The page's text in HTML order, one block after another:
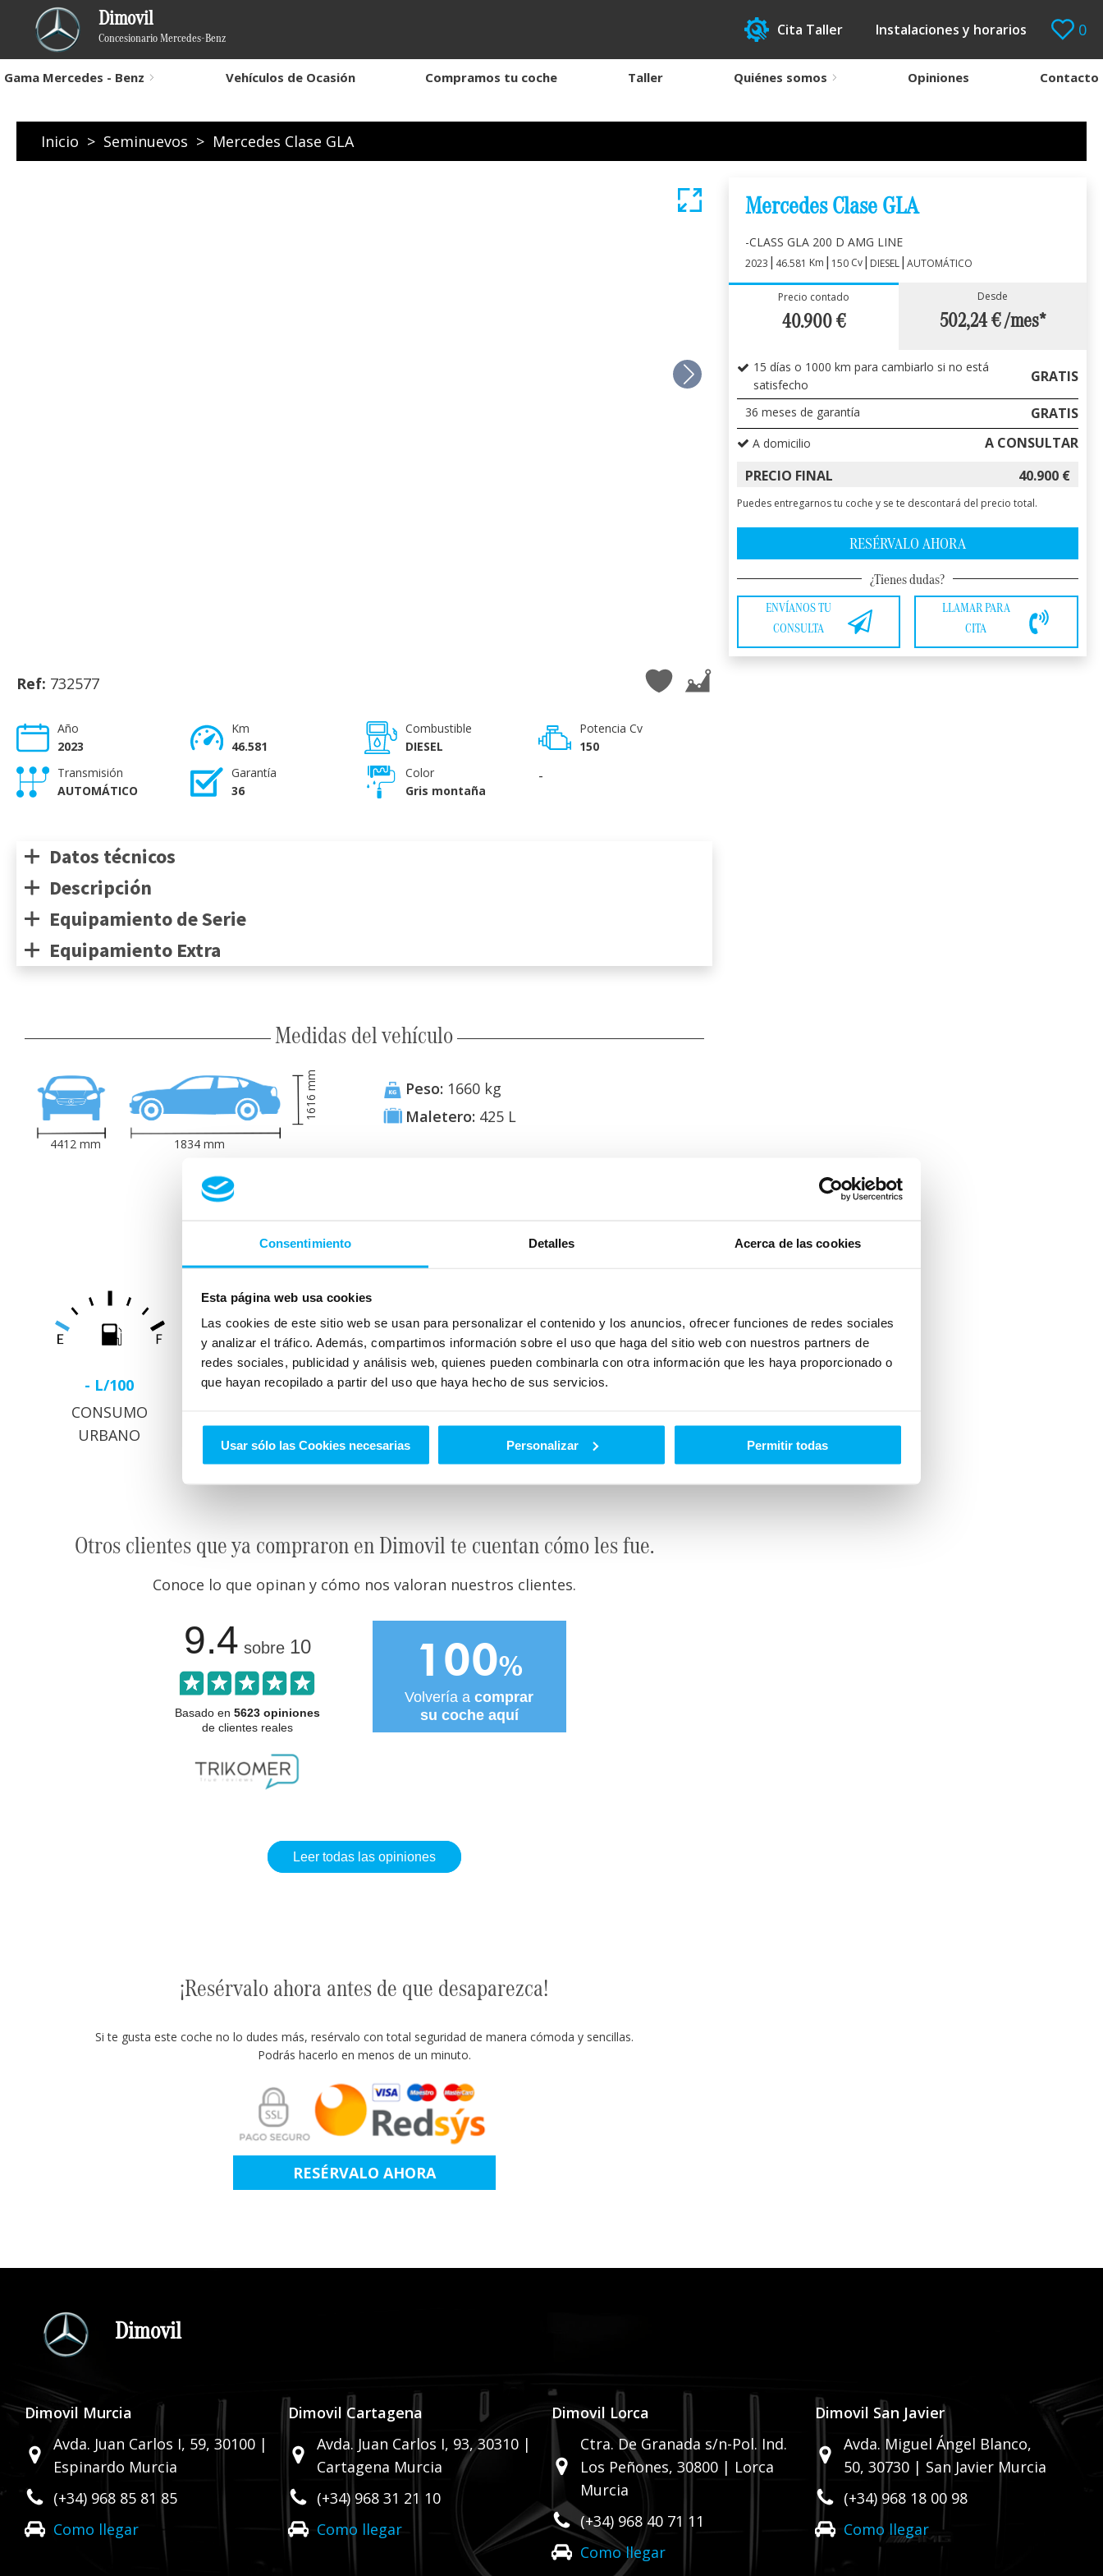
Consentimiento Detalles Acerca de las cookies
Esta página web usa cookies
Las cookies de este sitio web se usan para personalizar el contenido y los anuncios, ofrecer funciones de redes sociales
y analizar el tráfico. Además, compartimos información sobre el uso que haga del sitio web con nuestros partners de
redes sociales, publicidad y análisis web, quienes pueden combinarla con otra información que les haya proporcionado o
que hayan recopilado a partir del uso que haya hecho de sus servicios.
Usar sólo las Cookies necesarias Personalizar Permitir todas
Dimovil
Concesionario Mercedes-Benz Cita Taller Instalaciones y horarios 0
Gama Mercedes - Benz Vehículos de Ocasión Compramos tu coche Taller Quiénes somos Opiniones Contacto
Inicio > Seminuevos > Mercedes Clase GLA
Ref: 732577
Año
2023
Km
46.581
Combustible
DIESEL
Potencia Cv
150
Transmisión
AUTOMÁTICO
Garantía
36
Color
Gris montaña
-
Datos técnicos
Descripción
Equipamiento de Serie
Equipamiento Extra
Medidas del vehículo
1616
mm
4412 mm 1834 mm
Peso: 1660kg
Maletero: 425L
Consumo y emisiones
- L/100
CONSUMO
URBANO
- L/100
EXTRAURBANO
5.4 L/100
EMISIONES
DE CO2
Otros clientes que ya compraron en Dimovil te cuentan cómo les fue.
Conoce lo que opinan y cómo nos valoran nuestros clientes.
9.4 sobre 10
Basado en 5623 opiniones
de clientes reales
100%
Volvería acomprar
su coche aquí
Leer todas las opiniones
¡Resérvalo ahora antes de que desaparezca!
Si te gusta este coche no lo dudes más, resérvalo con total seguridad de manera cómoda y sencillas.
Podrás hacerlo en menos de un minuto.
RESÉRVALO AHORA
Mercedes Clase GLA
-CLASS GLA 200 D AMG LINE
2023 | 46.581 Km | 150Cv| DIESEL | AUTOMÁTICO
Precio contado
40.900€
Desde
502,24 €/mes*
15 días o 1000 km para cambiarlo si no está
satisfecho
GRATIS
36 meses de garantía GRATIS
A domicilio
A CONSULTAR
PRECIO FINAL
40.900 €
Puedes entregarnos tu coche y se te descontará del precio total.
RESÉRVALO AHORA
¿Tienes dudas?
ENVÍANOS TU
CONSULTA
LLAMAR PARA
CITA
Dimovil
Dimovil Murcia
Avda. Juan Carlos I, 59, 30100 |
Espinardo Murcia
(+34) 968 85 81 85
Como llegar
Dimovil Cartagena
Avda. Juan Carlos I, 93,30310 |
Cartagena Murcia
(+34) 968 31 21 10
Como llegar
Dimovil Lorca
Ctra. De Granada s/n-Pol. Ind.
Los Peñones, 30800 | Lorca
Murcia
(+34) 968 40 71 11
Como llegar
Dimovil San Javier
Avda. Miguel Ángel Blanco,
50, 30730 | San Javier Murcia
(+34) 968 18 00 98
Como llegar